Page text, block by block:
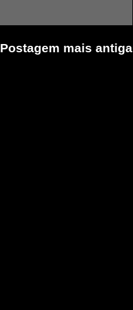
Postagem mais antiga